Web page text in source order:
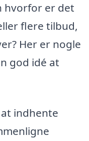
hvorfor er det
flere tilbud,
Her er nogle
god idé at
indhente